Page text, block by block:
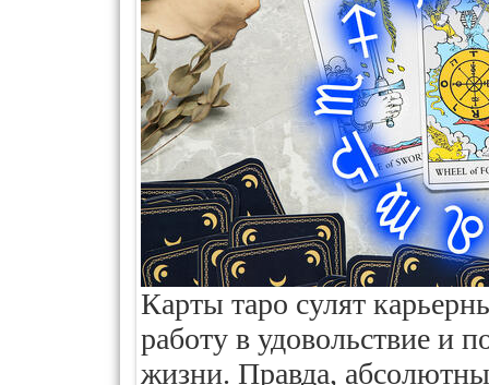
Карты таро сулят
работу в удовольствие и
жизни. Правда,